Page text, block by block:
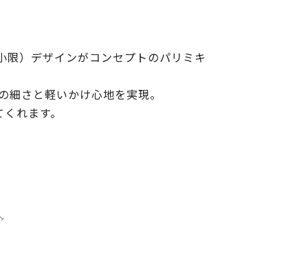
）デザインがコンセプトのパリミキ
さと軽いかけ心地を実現。
れます。